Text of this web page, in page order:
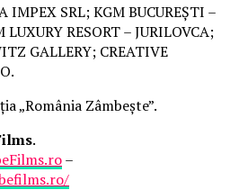
IMPEX SRL; KGM BUCUREȘTI –
RESORT – JURILOVCA;
GALLERY; CREATIVE
„România Zâmbește”.
.
–